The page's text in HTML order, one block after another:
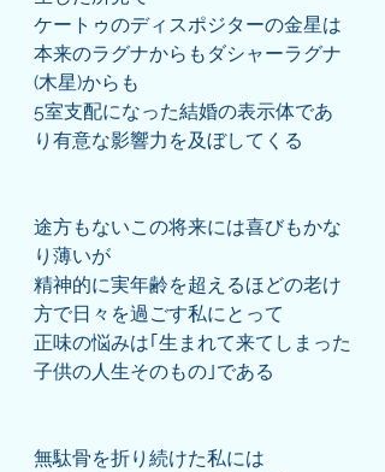
ケートゥのディスポジターの金星は
本来のラグナからもダシャーラグナ
(木星)からも
5室支配になった結婚の表示体であ
り有意な影響力を及ぼしてくる
途方もないこの将来には喜びもかな
り薄いが
精神的に実年齢を超えるほどの老け
方で日々を過ごす私にとって
正味の悩みは｢生まれて来てしまった
子供の人生そのもの｣である
無駄骨を折り続けた私には